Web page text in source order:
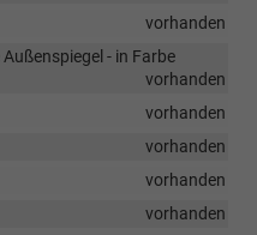
vorhanden
- in Farbe
vorhanden
vorhanden
vorhanden
vorhanden
vorhanden